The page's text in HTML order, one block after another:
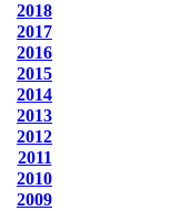
2018
2017
2016
2015
2014
2013
2012
2011
2010
2009